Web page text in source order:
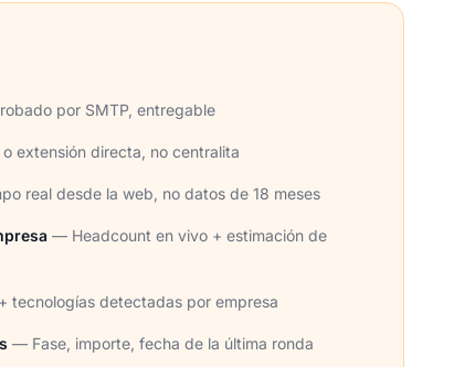
por SMTP, entregable
extensión directa, no centralita
real desde la web, no datos de 18 meses
— Headcount en vivo + estimación de
tecnologías detectadas por empresa
— Fase, importe, fecha de la última ronda